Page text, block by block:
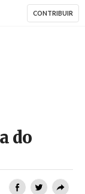
CONTRIBUIR
do